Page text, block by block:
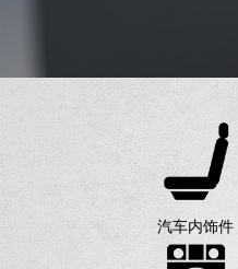
汽车内饰件